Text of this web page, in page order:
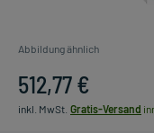
Abbildung ähnlich
512,77 €
inkl. MwSt. Gratis-Versand